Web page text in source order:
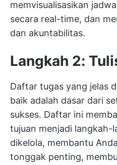
memvisualisasikan
secara real-time, dan
dan akuntabilitas.
Langkah 2:
Daftar tugas yang jelas
baik adalah dasar dari
sukses. Daftar ini
tujuan menjadi langkah-
dikelola, membantu
tonggak penting,